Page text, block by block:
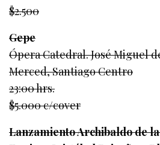
$2.500
Gepe
Ópera Catedral. José Miguel
Merced, Santiago Centro
23:00 hrs.
$5.000 c/cover
Lanzamiento Archibaldo de